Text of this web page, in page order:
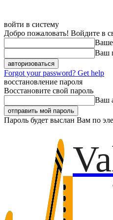
войти в систему
Добро пожаловать! Войдите в
Ваше
Ваш
Forgot your password? Get help
восстановление пароля
Восстановите свой пароль
Ваш
Пароль будет выслан Вам по